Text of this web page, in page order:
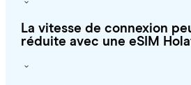
La vitesse de connexion
réduite avec une eSIM